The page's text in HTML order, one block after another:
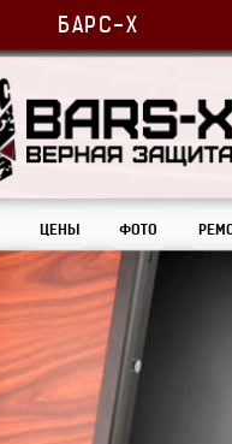
БАРС-Х
ЦЕНЫ ФОТО